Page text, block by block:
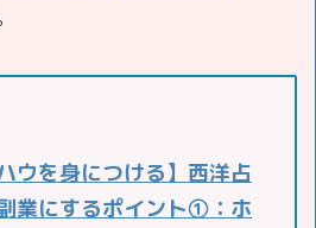
ウを身につける】西洋占
業にするポイント①：ホ